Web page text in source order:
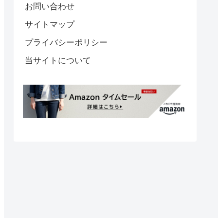
お問い合わせ
サイトマップ
プライバシーポリシー
当サイトについて